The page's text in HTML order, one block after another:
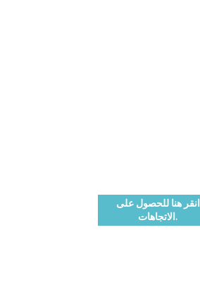
انقر هنا للحصول على
الاتجاهات.